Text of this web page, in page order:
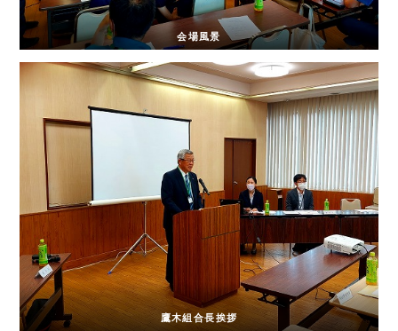
会場風景
鷹木組合長挨拶